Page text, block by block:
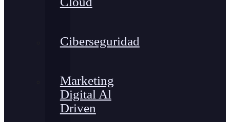
Ciberseguridad
Marketing
Digital Al
Driven